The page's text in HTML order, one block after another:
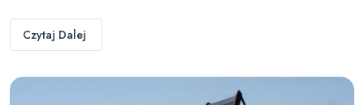
Czytaj Dalej